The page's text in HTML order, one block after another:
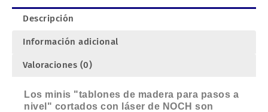
Descripción
Información adicional
Valoraciones (0)
Los minis "tablones de madera para pasos a
nivel" cortados con láser de NOCH son